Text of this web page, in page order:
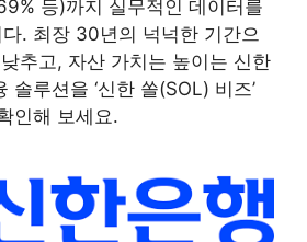
등)까지 실무적인 데이터를
. 최장 30년의 넉넉한 기간으
추고, 자산 가치는 높이는 신한
솔루션을 ‘신한 쏠(SOL) 비즈’
인해 보세요.